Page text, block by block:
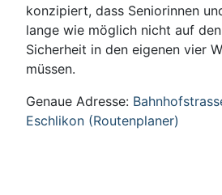
konzipiert, dass Seniorinnen
lange wie möglich nicht auf
Sicherheit in den eigenen vier
müssen.
Genaue Adresse:
Eschlikon (Routenplaner)